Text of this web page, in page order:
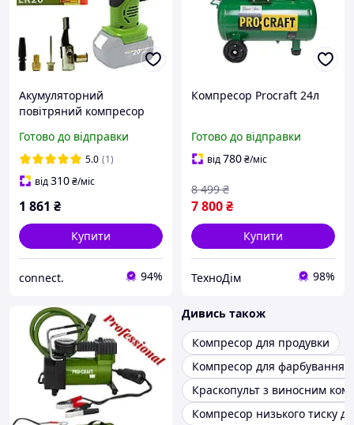
Акумуляторний
повітряний компресор
ЗП)
Готово до відправки
5.0 (1)
від310₴/міс
1 861 ₴
Купити
connect. 94%
Компресор Procraft 24л
Готово до відправки
від780₴/міс
7 800₴
8 499 ₴
Купити
ТехноДім 98%
Дивись також
Компресор для продувки
Компресор для фарбування
Краскопульт з виносним
Компресор низького тиску